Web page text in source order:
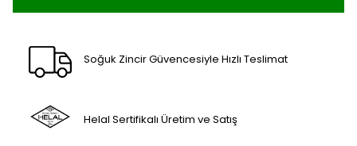
Soğuk Zincir Güvencesiyle Hızlı Teslimat
Helal Sertifikalı Üretim ve Satış